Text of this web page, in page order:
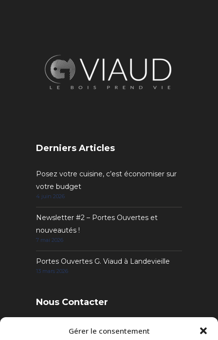
Gérer le consentement
Derniers Articles
Posez votre cuisine, c’est économiser sur
votre budget
4 juin 2026
Newsletter #2 – Portes Ouvertes et
nouveautés !
7 mai 2026
Portes Ouvertes G. Viaud à Landevieille
13 mars 2026
Nous Contacter
4 Rue des Sables, 85220 Landevieille